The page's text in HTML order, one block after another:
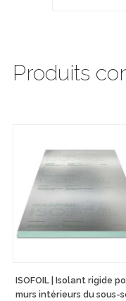
Produits
ISOFOIL | Isolant rigide
murs intérieurs du sous-